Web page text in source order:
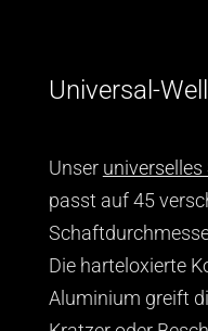
Universal-
Unser
passt auf 45
Die harteloxierte
Aluminium greift